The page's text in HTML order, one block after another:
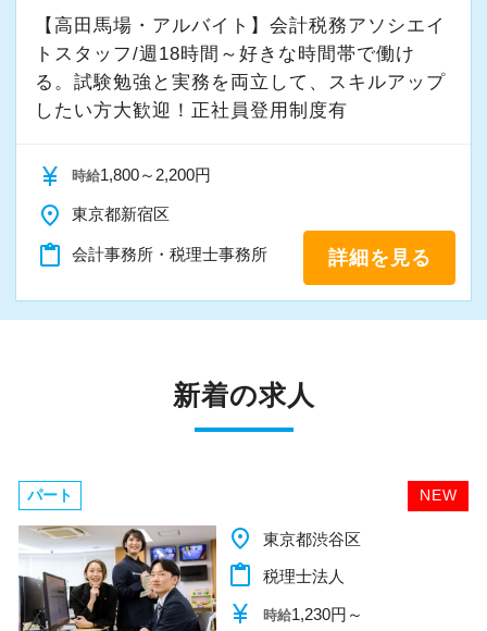
新しい扉を開けるのはとても勇気がいることで
すが、輝ける未来のために一歩を踏み出して一
緒に頑張っていきませんか？
インターンから新卒で入社しました。
インターン時代は「ここまでやるの！？」とい
うくらい実践に近い形の業務を任されて大変な1
年でしたが、だからこそ実力がつき達成感を得
件を担当させてもらっています。
す。
オフィスに税理士がいるので、わからないこと
はすぐ聞けるのがいいですね。
経験と知識をつけて、お客様から頼られる存
在、後輩の手本になるような存在になれるよう
そのなかで定期的な席替えやチームの班替えを
実施。得意分野や経験の異なる様々な人と一緒
に仕事を行うことで、より柔軟かつ多彩なノウ
ハウや知識を身に付けられる体制を整えていま
また関西・関東とそれぞれの拠点での交流もあ
り、オンライン・オフラインを問わず気軽に話
【各種社会保険完備、ユニークな手当制度あ
税務能力検定等の資格検定に合格するともらえ
年（10万円）を支給する「勤続手当」もありま
す。
詳しくはこちら（リンク先：https://www.tokyo-
consulting.com/recruit/environment/benefits）
【高田馬場・アルバイト】会計税務アソシエイ
トスタッフ/週18時間～好きな時間帯で働け
る。試験勉強と実務を両立して、スキルアップ
したい方大歓迎！正社員登用制度有
currency_yen 時給1,800～2,200円
place 東京都新宿区
content_paste 会計事務所・税理士事務所 詳細を見る
新着の求人
NEW
パート
place 千葉県柏市
content_paste 税理士法人
currency_yen 時給1,140円～